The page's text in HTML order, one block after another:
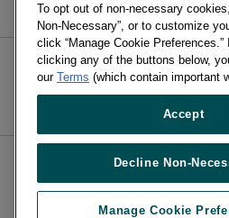
30/
10/
To opt out of non-necessary
Non-Necessary”, or to customize
click “Manage Cookie
clicking any of the buttons below,
our Terms (which contain important
Accept
Decline Non-
Manage Cookie